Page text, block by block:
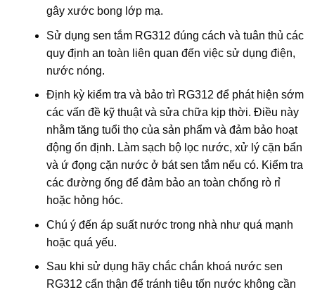
gây xước bong lớp mạ.
Sử dụng sen tắm RG312 đúng cách và tuân thủ các
quy định an toàn liên quan đến việc sử dụng điện,
nước nóng.
Định kỳ kiểm tra và bảo trì RG312 để phát hiện sớm
các vấn đề kỹ thuật và sửa chữa kịp thời. Điều này
nhằm tăng tuổi thọ của sản phẩm và đảm bảo hoạt
động ổn định. Làm sạch bộ lọc nước, xử lý cặn bẩn
và ứ đọng cặn nước ở bát sen tắm nếu có. Kiểm tra
các đường ống để đảm bảo an toàn chống rò rỉ
hoặc hỏng hóc.
Chú ý đến áp suất nước trong nhà như quá mạnh
hoặc quá yếu.
Sau khi sử dụng hãy chắc chắn khoá nước sen
RG312 cẩn thận để tránh tiêu tốn nước không cần